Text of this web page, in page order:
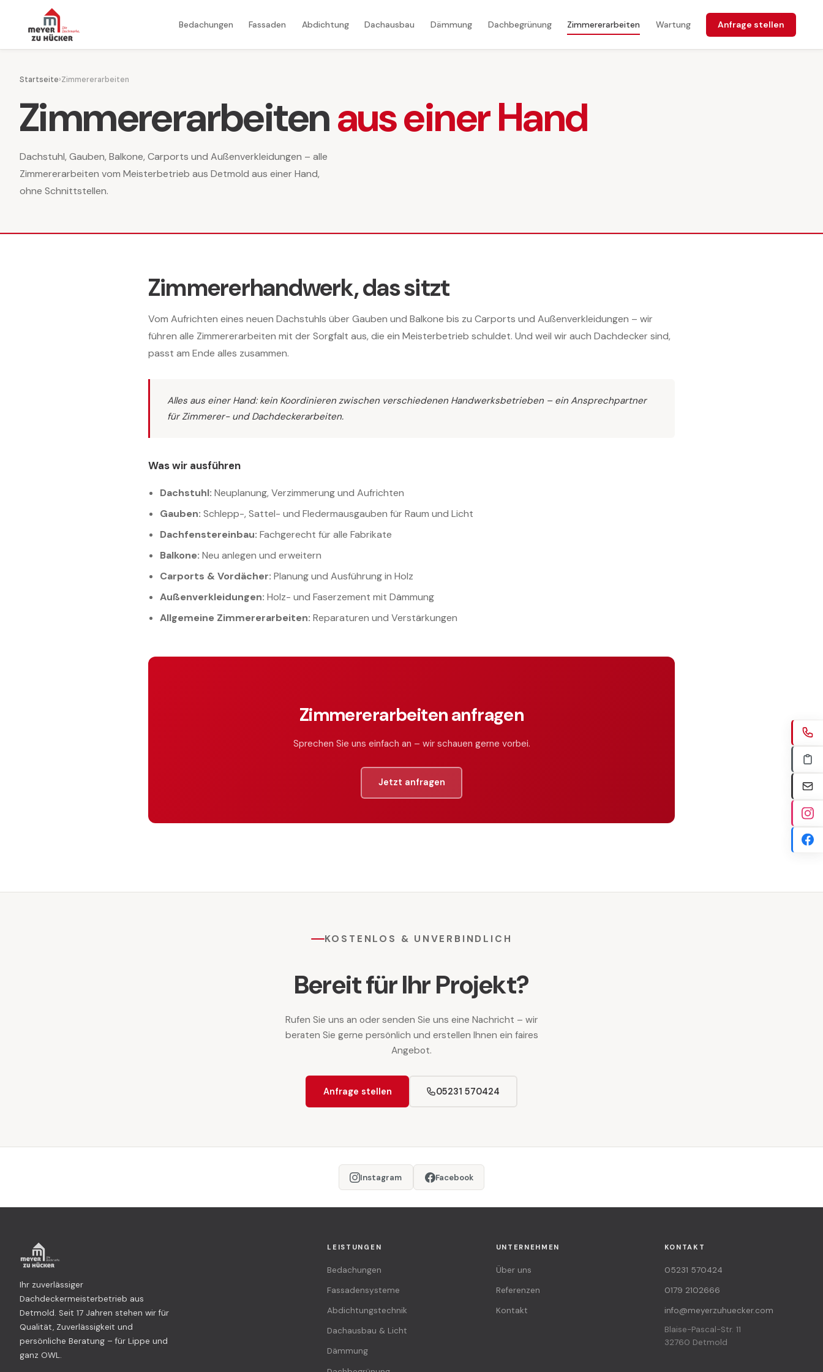
Bedachungen Fassaden Abdichtung Dachausbau Dämmung Dachbegrünung Zimmererarbeiten Wartung Anfrage stellen
Startseite›Zimmererarbeiten
Zimmererarbeitenaus einer Hand
Dachstuhl, Gauben, Balkone, Carports und Außenverkleidungen – alle
Zimmererarbeiten vom Meisterbetrieb aus Detmold aus einer Hand,
ohne Schnittstellen.
Zimmererhandwerk, das sitzt
Vom Aufrichten eines neuen Dachstuhls über Gauben und Balkone bis zu Carports und Außenverkleidungen – wir
führen alle Zimmererarbeiten mit der Sorgfalt aus, die ein Meisterbetrieb schuldet. Und weil wir auch Dachdecker sind,
passt am Ende alles zusammen.
Alles aus einer Hand: kein Koordinieren zwischen verschiedenen Handwerksbetrieben – ein Ansprechpartner
für Zimmerer- und Dachdeckerarbeiten.
Was wir ausführen
Dachstuhl: Neuplanung, Verzimmerung und Aufrichten
Gauben: Schlepp-, Sattel- und Fledermausgauben für Raum und Licht
Dachfenstereinbau: Fachgerecht für alle Fabrikate
Balkone: Neu anlegen und erweitern
Carports & Vordächer: Planung und Ausführung in Holz
Außenverkleidungen: Holz- und Faserzement mit Dämmung
Allgemeine Zimmererarbeiten: Reparaturen und Verstärkungen
Zimmererarbeiten anfragen
Sprechen Sie uns einfach an – wir schauen gerne vorbei.
Jetzt anfragen
KOSTENLOS & UNVERBINDLICH
Bereit für Ihr Projekt?
Rufen Sie uns an oder senden Sie uns eine Nachricht – wir
beraten Sie gerne persönlich und erstellen Ihnen ein faires
Angebot.
Anfrage stellen 05231 570424
Instagram Facebook
Ihr zuverlässiger
Dachdeckermeisterbetrieb aus
Detmold. Seit 17 Jahren stehen wir für
Qualität, Zuverlässigkeit und
persönliche Beratung – für Lippe und
ganz OWL.
LEISTUNGEN
Bedachungen
Fassadensysteme
Abdichtungstechnik
Dachausbau & Licht
Dämmung
UNTERNEHMEN
Über uns
Referenzen
Kontakt
KONTAKT
05231 570424
0179 2102666
info@meyerzuhuecker.com
Blaise-Pascal-Str. 11
32760 Detmold